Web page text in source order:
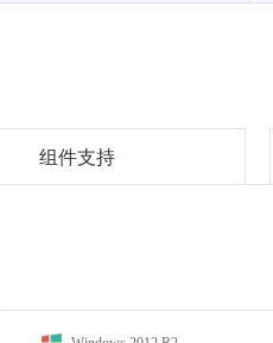
组件支持